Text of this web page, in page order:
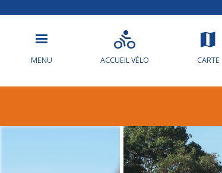
MENU ACCUEIL VÉLO CARTE